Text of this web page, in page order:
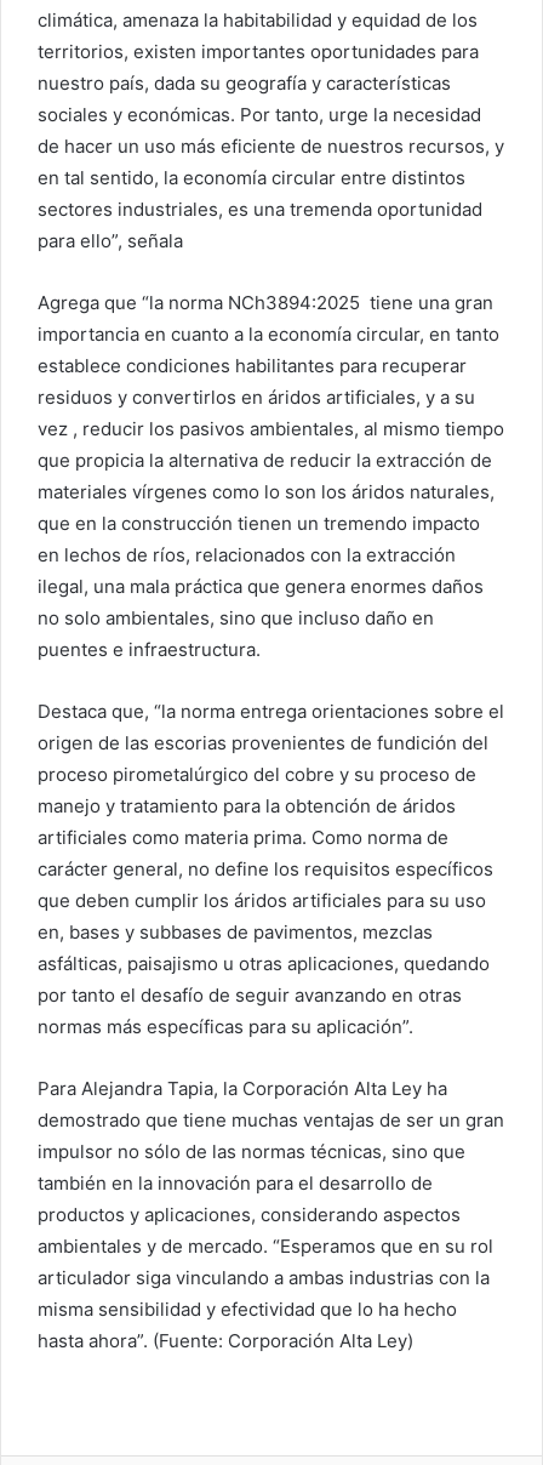
climática, amenaza la habitabilidad y equidad de los
territorios, existen importantes oportunidades para
nuestro país, dada su geografía y características
sociales y económicas. Por tanto, urge la necesidad
de hacer un uso más eficiente de nuestros recursos, y
en tal sentido, la economía circular entre distintos
sectores industriales, es una tremenda oportunidad
para ello”, señala
Agrega que “la norma NCh3894:2025 tiene una gran
importancia en cuanto a la economía circular, en tanto
establece condiciones habilitantes para recuperar
residuos y convertirlos en áridos artificiales, y a su
vez , reducir los pasivos ambientales, al mismo tiempo
que propicia la alternativa de reducir la extracción de
materiales vírgenes como lo son los áridos naturales,
que en la construcción tienen un tremendo impacto
en lechos de ríos, relacionados con la extracción
ilegal, una mala práctica que genera enormes daños
no solo ambientales, sino que incluso daño en
puentes e infraestructura.
Destaca que, “la norma entrega orientaciones sobre el
origen de las escorias provenientes de fundición del
proceso pirometalúrgico del cobre y su proceso de
manejo y tratamiento para la obtención de áridos
artificiales como materia prima. Como norma de
carácter general, no define los requisitos específicos
que deben cumplir los áridos artificiales para su uso
en, bases y subbases de pavimentos, mezclas
asfálticas, paisajismo u otras aplicaciones, quedando
por tanto el desafío de seguir avanzando en otras
normas más específicas para su aplicación”.
Para Alejandra Tapia, la Corporación Alta Ley ha
demostrado que tiene muchas ventajas de ser un gran
impulsor no sólo de las normas técnicas, sino que
también en la innovación para el desarrollo de
productos y aplicaciones, considerando aspectos
ambientales y de mercado. “Esperamos que en su rol
articulador siga vinculando a ambas industrias con la
misma sensibilidad y efectividad que lo ha hecho
hasta ahora”. (Fuente: Corporación Alta Ley)